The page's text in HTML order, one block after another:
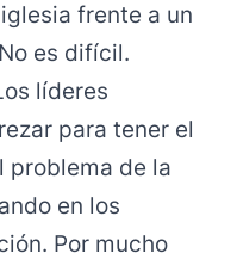
frente a un
es difícil.
líderes
para tener el
problema de la
en los
Por mucho